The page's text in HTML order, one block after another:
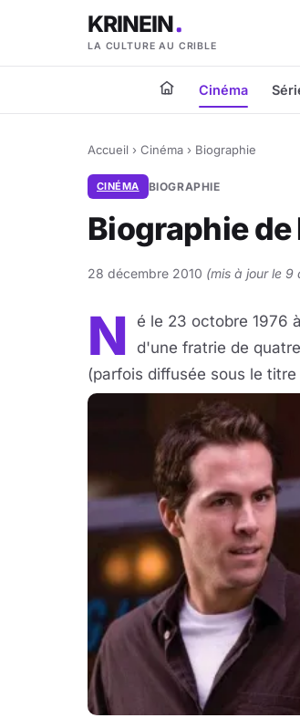
KRINEIN
LA CULTURE AU CRIBLE
Cinéma
Accueil › Cinéma › Biographie
CINÉMA BIOGRAPHIE
Biographie
28 décembre 2010 (mis à jour le 9
N
é le 23 octobre 1976
d'une fratrie de
(parfois diffusée sous le titre